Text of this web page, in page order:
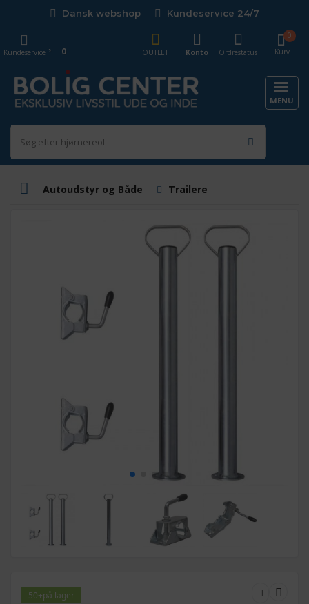
Dansk webshop Kundeservice 24/7
Kurv
0
OUTLET
Konto Ordrestatus
Kundeservice 0
MENU
Autoudstyr og Både Trailere
50+på lager